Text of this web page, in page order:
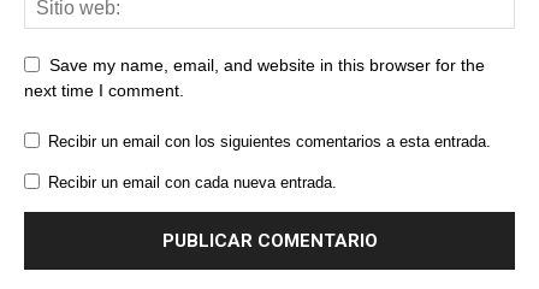
Save my name, email, and website in this browser for the
next time I comment.
Recibir un email con los siguientes comentarios a esta entrada.
Recibir un email con cada nueva entrada.